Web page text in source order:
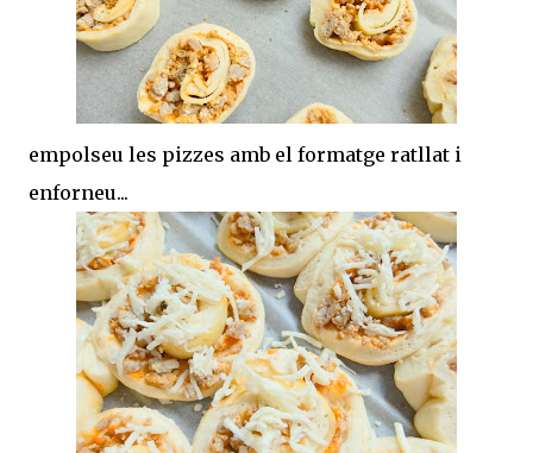
empolseu les pizzes amb el formatge ratllat i
enforneu...